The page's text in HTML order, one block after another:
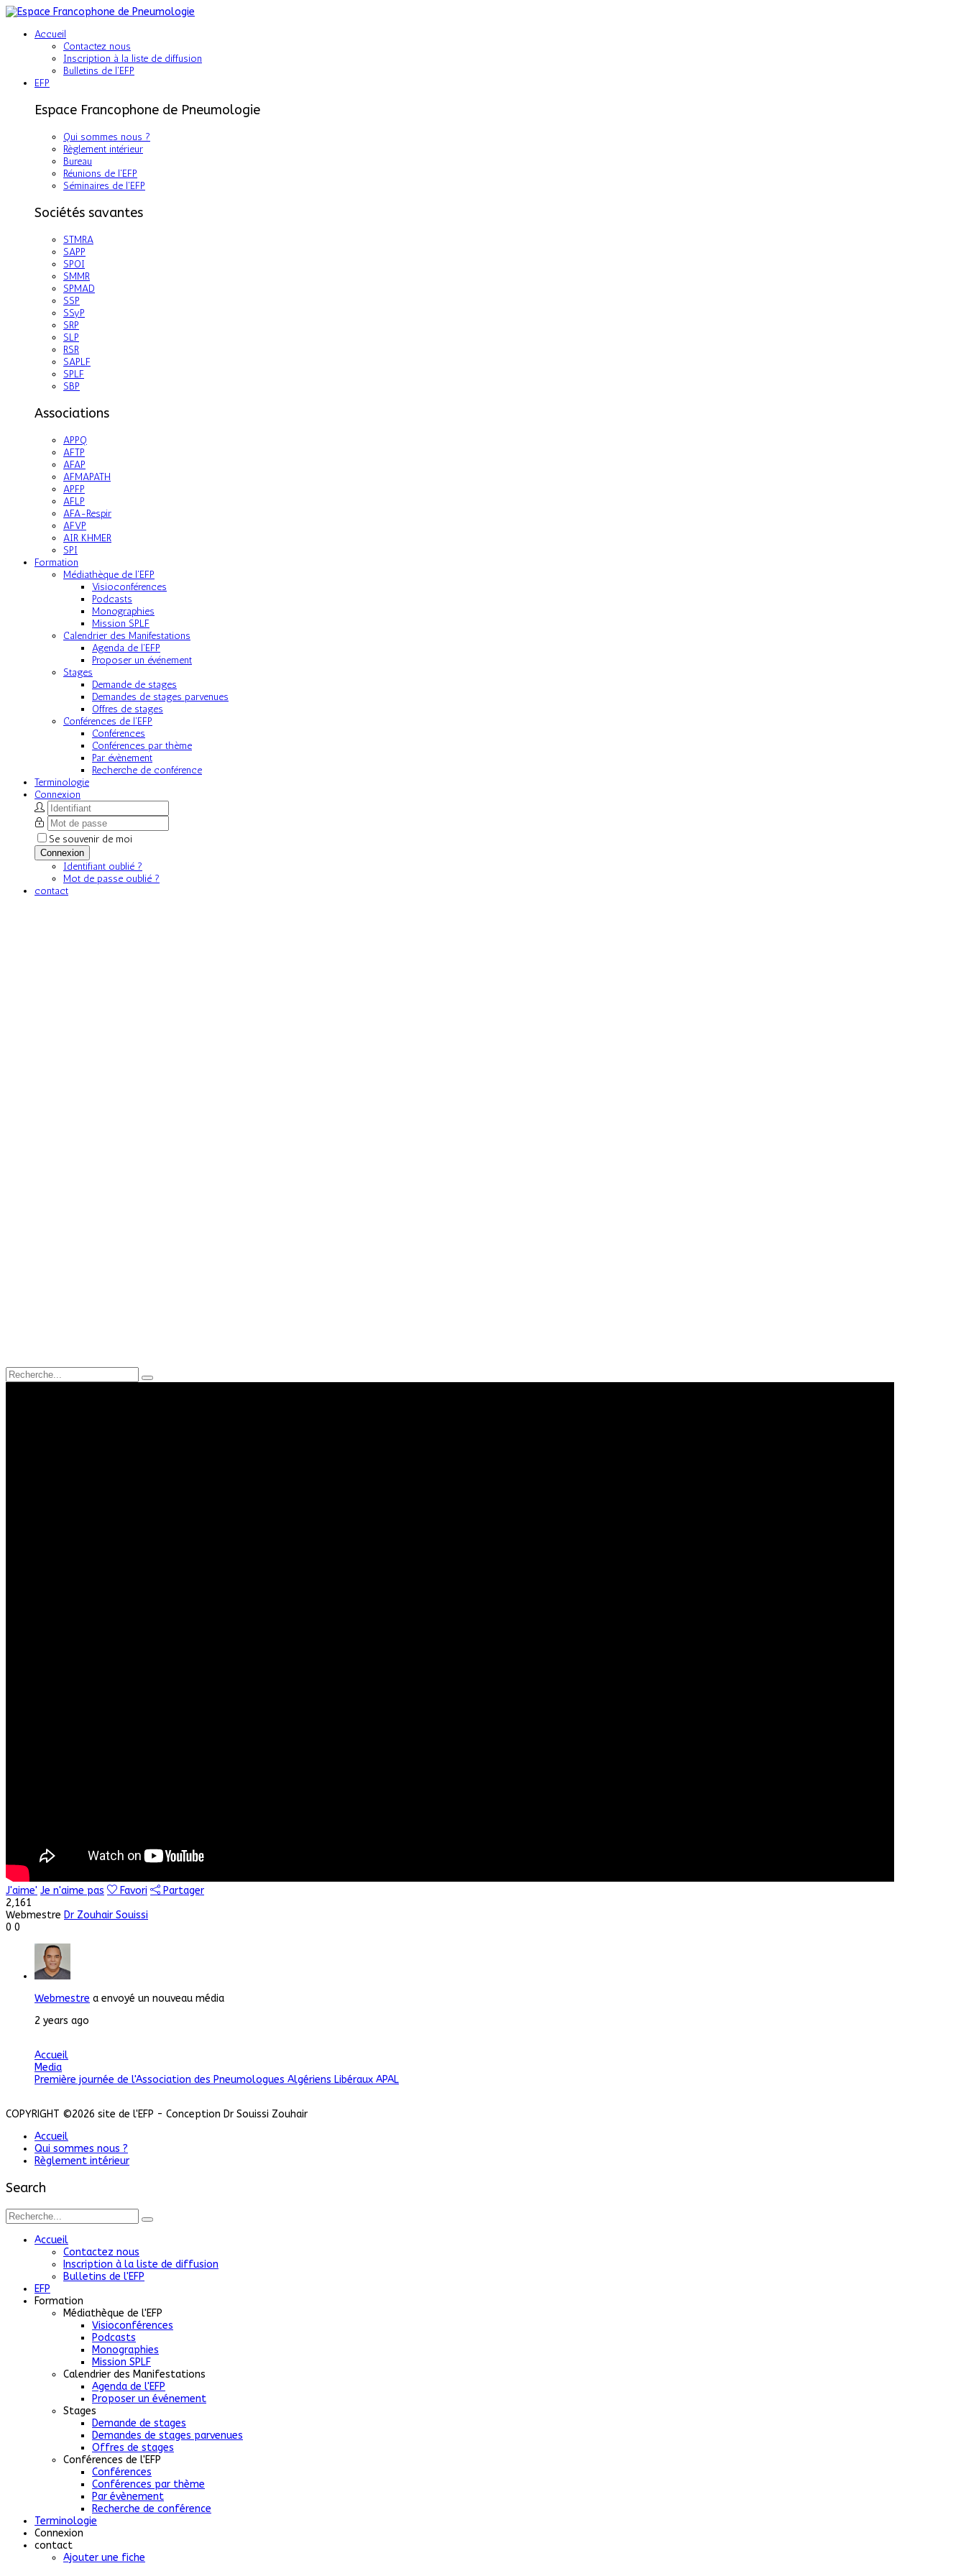
Accueil
Contactez nous
Inscription à la liste de diffusion
Bulletins de l'EFP
EFP
Espace Francophone de Pneumologie
Qui sommes nous ?
Règlement intérieur
Bureau
Réunions de l'EFP
Séminaires de l'EFP
Sociétés savantes
STMRA
SAPP
SPOI
SMMR
SPMAD
SSP
SSyP
SRP
SLP
RSR
SAPLF
SPLF
SBP
Associations
APPQ
AFTP
AFAP
AFMAPATH
APFP
AFLP
AFA-Respir
AFVP
AIR KHMER
SPI
Formation
Médiathèque de l'EFP
Visioconférences
Podcasts
Monographies
Mission SPLF
Calendrier des Manifestations
Agenda de l'EFP
Proposer un événement
Stages
Demande de stages
Demandes de stages parvenues
Offres de stages
Conférences de l'EFP
Conférences
Conférences par thème
Par évènement
Recherche de conférence
Terminologie
Connexion
Se souvenir de moi
Connexion
Identifiant oublié ?
Mot de passe oublié ?
contact
J'aime' Je n'aime pas Favori
Partager
2,161
Webmestre Dr Zouhair Souissi
0 0
Webmestre a envoyé un nouveau média
2 years ago
Accueil
Media
Première journée de l'Association des Pneumologues Algériens Libéraux APAL
COPYRIGHT ©2026 site de l'EFP - Conception Dr Souissi Zouhair
Accueil
Qui sommes nous ?
Règlement intérieur
Search
Accueil
Contactez nous
Inscription à la liste de diffusion
Bulletins de l'EFP
EFP
Formation
Médiathèque de l'EFP
Visioconférences
Podcasts
Monographies
Mission SPLF
Calendrier des Manifestations
Agenda de l'EFP
Proposer un événement
Stages
Demande de stages
Demandes de stages parvenues
Offres de stages
Conférences de l'EFP
Conférences
Conférences par thème
Par évènement
Recherche de conférence
Terminologie
Connexion
contact
Ajouter une fiche